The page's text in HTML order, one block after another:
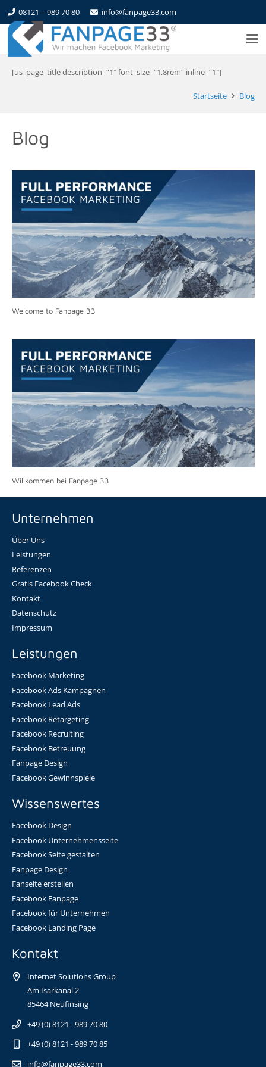
08121 – 989 70 80 info@fanpage33.com
[us_page_title description=“1″ font_size=“1.8rem“ inline=“1″]
Startseite Blog
Blog
Welcome to Fanpage 33
Willkommen bei Fanpage 33
Unternehmen
Über Uns
Leistungen
Referenzen
Gratis Facebook Check
Kontakt
Datenschutz
Impressum
Leistungen
Facebook Marketing
Facebook Ads Kampagnen
Facebook Lead Ads
Facebook Retargeting
Facebook Recruiting
Facebook Betreuung
Fanpage Design
Facebook Gewinnspiele
Wissenswertes
Facebook Design
Facebook Unternehmensseite
Facebook Seite gestalten
Fanpage Design
Fanseite erstellen
Facebook Fanpage
Facebook für Unternehmen
Facebook Landing Page
Kontakt
Internet Solutions Group
Am Isarkanal 2
85464 Neufinsing
+49 (0) 8121 - 989 70 80
+49 (0) 8121 - 989 70 85
info@fanpage33.com